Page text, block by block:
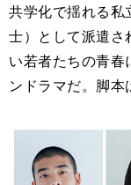
共学化で揺れる私
士）として派遣さ
い若者たちの青
ンドラマだ。脚本